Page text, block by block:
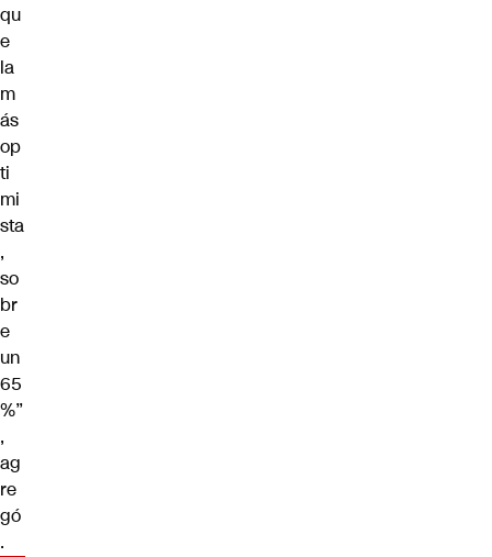
qu
e
la
m
ás
op
ti
mi
sta
,
so
br
e
un
65
%”
,
ag
re
gó
.